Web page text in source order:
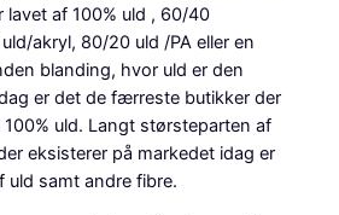
af 100% uld , 60/40
akryl, 80/20 uld /PA eller en
blanding, hvor uld er den
er det de færreste butikker der
uld. Langt størsteparten af
eksisterer på markedet idag er
samt andre fibre.